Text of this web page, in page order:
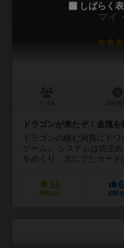
マイ
ドラゴンが来たぞ！金塊を
ドラゴンの棲む洞窟にド
ゲーム。 システムは坊主
をめくり、次にでたカー
15
興味あり 経験あ
しばらく